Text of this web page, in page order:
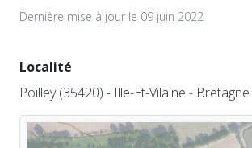
Dernière mise à jour le 09 juin 2022
Localité
Poilley (35420) - Ille-Et-Vilaine - Bretagne